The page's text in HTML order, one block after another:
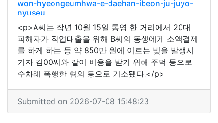
won-hyeongeumhwa-e-daehan-ibeon-ju-juyo-
nyuseu
<p>A씨는 작년 10월 15일 통영 한 거리에서 20대
피해자가 작업대출을 위해 B씨의 동생에게 소액결제
를 하게 하는 등 약 850만 원에 이르는 빚을 발생시
키자 김00씨와 같이 비용을 받기 위해 주먹 등으로
수차례 폭행한 혐의 등으로 기소됐다.</p>
Submitted on 2026-07-08 15:48:23